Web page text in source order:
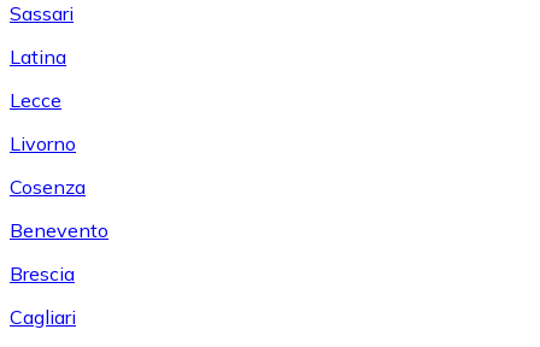
Sassari
Latina
Lecce
Livorno
Cosenza
Benevento
Brescia
Cagliari